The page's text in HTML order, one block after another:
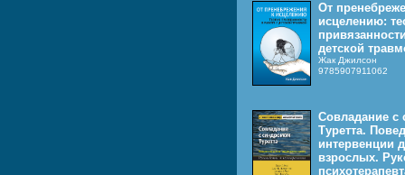
От
исцелению:
детской
Жак Джилсон
9785907911062
Совладание с
Туретта.
интервенции
взрослых.